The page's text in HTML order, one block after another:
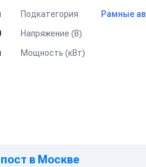
контроля.
Подкатегория
Рамные
Напряжение (В)
Мощность (кВт)
в Москве